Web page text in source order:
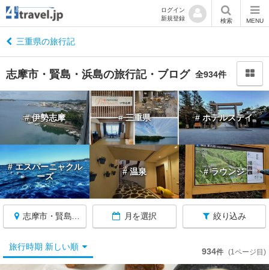
ログイン
新規登録
検索 MENU
三重県の旅行記
志摩市・賢島・浜島の旅行記・ブログ 全934件
# 伊勢志摩 # 三重県 # ホテルステイ
# エスパーニャクル
ーズ
# 温泉 # ラウンジ
志摩市・賢島・浜島 月を選択 絞り込み
戻
る
三
重
べ
て
旅行時期 新しい順 934件 (1ページ目)